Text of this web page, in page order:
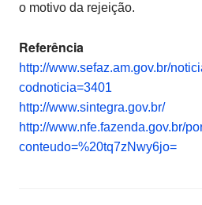
o motivo da rejeição.
Referência
http://www.sefaz.am.gov.br/
codnoticia=3401
http://www.sintegra.gov.br/
http://www.nfe.fazenda.gov.br/
conteudo=%20tq7zNwy6jo=